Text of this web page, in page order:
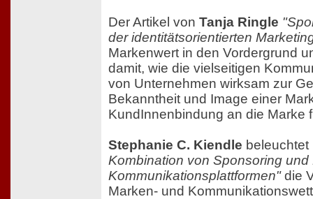
Der Artikel von Tanja Ringle
der identitätsorientierten
Markenwert in den Vordergrund
damit, wie die vielseitigen
von Unternehmen wirksam zur
Bekanntheit und Image einer
KundInnenbindung an die Marke
Stephanie C. Kiendle
Kombination von Sponsoring
Kommunikationsplattformen"die
Marken- und